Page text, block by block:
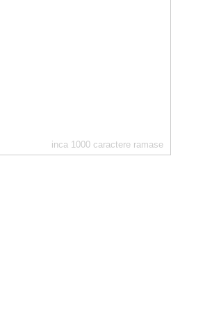
inca 1000 caractere ramase